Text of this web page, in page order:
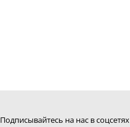
Подписывайтесь на нас в соцсетях